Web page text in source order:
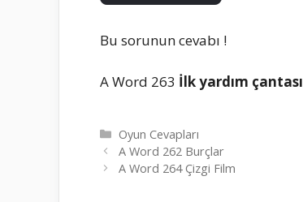
Bu sorunun cevabı !
A Word 263 İlk yardım çantası
Kategoriler
Oyun Cevapları
A Word 262 Burçlar
A Word 264 Çizgi Film